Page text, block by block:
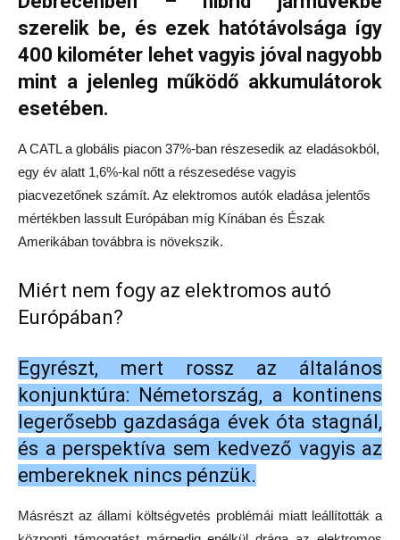
szerelik be, és ezek hatótávolsága így
400 kilométer lehet vagyis jóval nagyobb
mint a jelenleg működő akkumulátorok
esetében.
A CATL a globális piacon 37%-ban részesedik az eladásokból,
egy év alatt 1,6%-kal nőtt a részesedése vagyis
piacvezetőnek számít. Az elektromos autók eladása jelentős
mértékben lassult Európában míg Kínában és Észak
Amerikában továbbra is növekszik.
Miért nem fogy az elektromos autó
Európában?
Egyrészt, mert rossz az általános
konjunktúra: Németország, a kontinens
legerősebb gazdasága évek óta stagnál,
és a perspektíva sem kedvező vagyis az
embereknek nincs pénzük.
Másrészt az állami költségvetés problémái miatt leállították a